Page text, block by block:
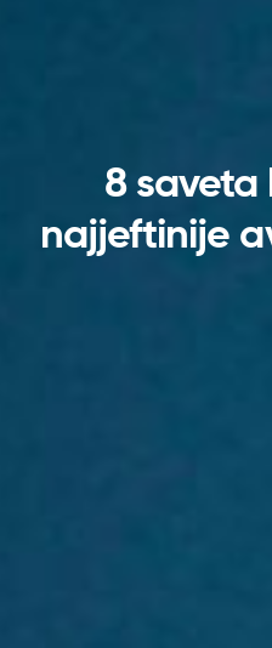
8 saveta
najjeftinije